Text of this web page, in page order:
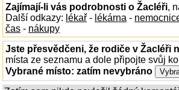
Zajímají-li vás podrobnosti o Žacléři,
Další odkazy: lékař - lékárna -
čas - nákupy
Jste přesvědčeni, že rodiče v Žacléři
místa ze seznamu a dole připojte svůj
Vybrané místo: zatím nevybráno